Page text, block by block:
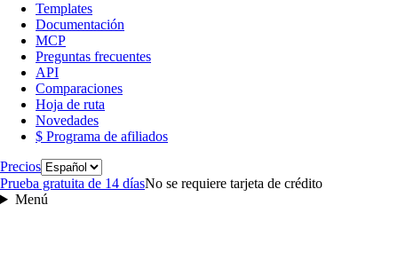
Templates
Documentación
MCP
Preguntas frecuentes
API
Comparaciones
Hoja de ruta
Novedades
$ Programa de afiliados
PreciosIdioma
Prueba gratuita de 14 díasNo se requiere tarjeta de crédito
Menú